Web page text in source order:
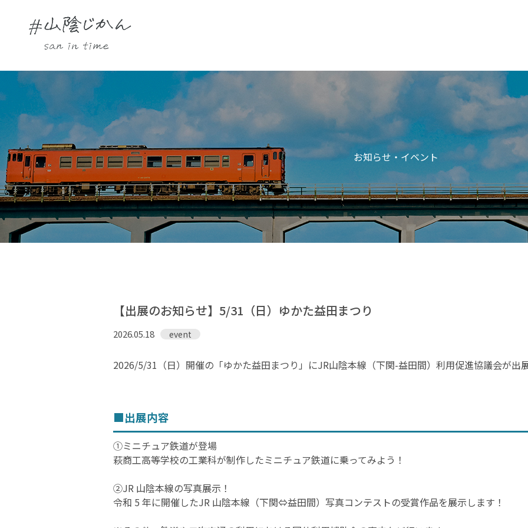
駅・観光スポットをさがす
Instagram
時刻表
フォトダウンロード（無料）
お知らせ・イベント
【出展のお知らせ】5/31（日）ゆかた益田まつり
2026.05.18 event
2026/5/31（日）開催の「ゆかた益田まつり」にJR山陰本線（下関-益田間）利用促進協議会が出展
■出展内容
①ミニチュア鉄道が登場
萩商工高等学校の工業科が制作したミニチュア鉄道に乗ってみよう！
②JR 山陰本線の写真展示！
令和 5 年に開催したJR 山陰本線（下関⇔益田間）写真コンテストの受賞作品を展示します！